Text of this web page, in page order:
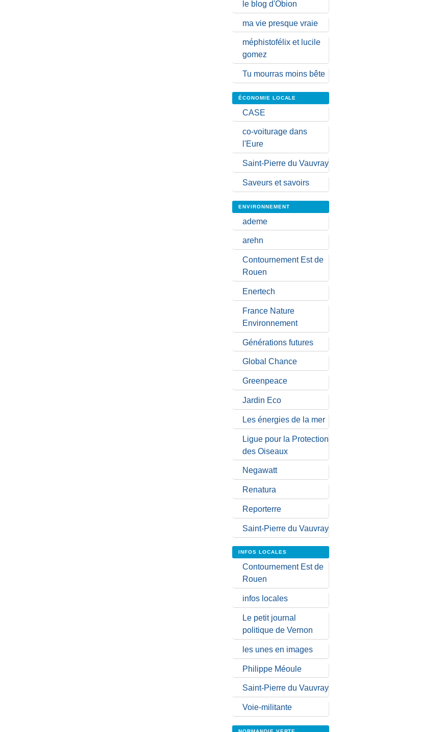
le blog d'Obion
ma vie presque vraie
méphistofélix et lucile
gomez
Tu mourras moins bête
ÉCONOMIE LOCALE
CASE
co-voiturage dans
l'Eure
Saint-Pierre du Vauvray
Saveurs et savoirs
ENVIRONNEMENT
ademe
arehn
Contournement Est de
Rouen
Enertech
France Nature
Environnement
Générations futures
Global Chance
Greenpeace
Jardin Eco
Les énergies de la mer
Ligue pour la Protection
des Oiseaux
Negawatt
Renatura
Reporterre
Saint-Pierre du Vauvray
INFOS LOCALES
Contournement Est de
Rouen
infos locales
Le petit journal
politique de Vernon
les unes en images
Philippe Méoule
Saint-Pierre du Vauvray
Voie-militante